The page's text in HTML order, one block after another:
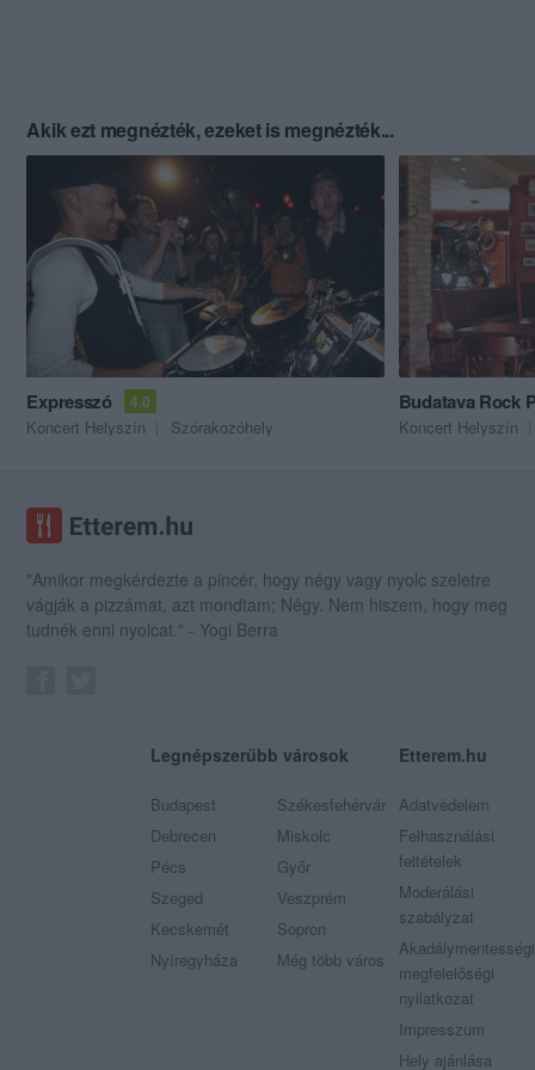
Akik ezt megnézték, ezeket is megnézték...
Expresszó 4.0
Koncert Helyszín Szórakozóhely
Budatava Rock
Koncert Helyszín
"Amikor megkérdezte a pincér, hogy négy vagy nyolc szeletre
vágják a pizzámat, azt mondtam; Négy. Nem hiszem, hogy meg
tudnék enni nyolcat." - Yogi Berra
Legnépszerűbb városok
Budapest
Debrecen
Pécs
Szeged
Kecskemét
Nyíregyháza
Székesfehérvár
Miskolc
Győr
Veszprém
Sopron
Még több város
Etterem.hu
Adatvédelem
Felhasználási
feltételek
Moderálási
szabályzat
Akadálymentességi
megfelelőségi
nyilatkozat
Impresszum
Hely ajánlása